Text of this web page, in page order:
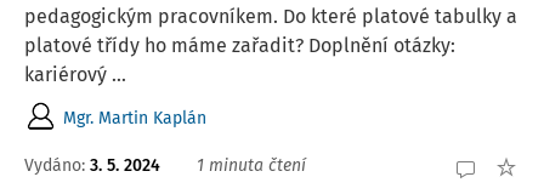
pedagogickým pracovníkem. Do které platové tabulky a
platové třídy ho máme zařadit? Doplnění otázky:
kariérový ...
Mgr. Martin Kaplán
Vydáno: 3. 5. 2024 1 minuta čtení